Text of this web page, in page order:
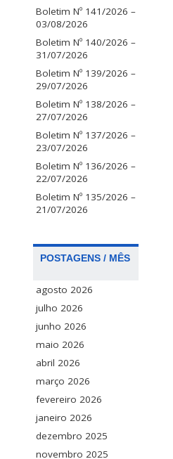
Boletim Nº 141/2026 –
03/08/2026
Boletim Nº 140/2026 –
31/07/2026
Boletim Nº 139/2026 –
29/07/2026
Boletim Nº 138/2026 –
27/07/2026
Boletim Nº 137/2026 –
23/07/2026
Boletim Nº 136/2026 –
22/07/2026
Boletim Nº 135/2026 –
21/07/2026
POSTAGENS / MÊS
agosto 2026
julho 2026
junho 2026
maio 2026
abril 2026
março 2026
fevereiro 2026
janeiro 2026
dezembro 2025
novembro 2025